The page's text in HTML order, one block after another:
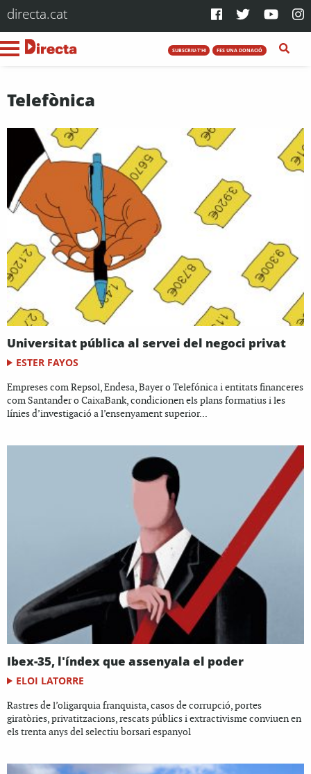
directa.cat
SUBSCRIU-T'HI FES UNA DONACIÓ
Telefònica
Universitat pública al servei del negoci privat
ESTER FAYOS
Empreses com Repsol, Endesa, Bayer o Telefónica i entitats financeres
com Santander o CaixaBank, condicionen els plans formatius i les
línies d’investigació a l’ensenyament superior...
Ibex-35, l'índex que assenyala el poder
ELOI LATORRE
Rastres de l’oligarquia franquista, casos de corrupció, portes
giratòries, privatitzacions, rescats públics i extractivisme conviuen en
els trenta anys del selectiu borsari espanyol